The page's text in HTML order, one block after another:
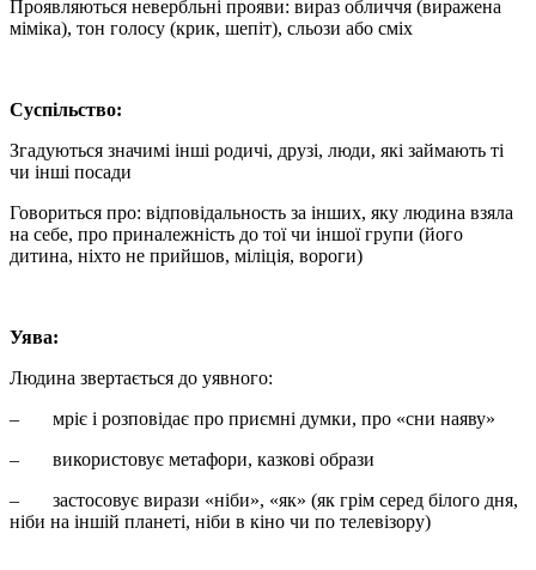
Проявляються невербльні прояви: вираз обличчя (виражена
міміка), тон голосу (крик, шепіт), сльози або сміх
Суспільство:
Згадуються значимі інші родичі, друзі, люди, які займають ті
чи інші посади
Говориться про: відповідальность за інших, яку людина взяла
на себе, про приналежність до тої чи іншої групи (його
дитина, ніхто не прийшов, міліція, вороги)
Уява:
Людина звертається до уявного:
– мріє і розповідає про приємні думки, про «сни наяву»
– використовує метафори, казкові образи
– застосовує вирази «ніби», «як» (як грім серед білого дня,
ніби на іншій планеті, ніби в кіно чи по телевізору)